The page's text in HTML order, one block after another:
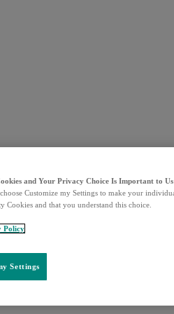
and Your Privacy Choice Is Important to Us
Customize my Settings to make your
Cookies and that you understand this choice.
Policy
Settings